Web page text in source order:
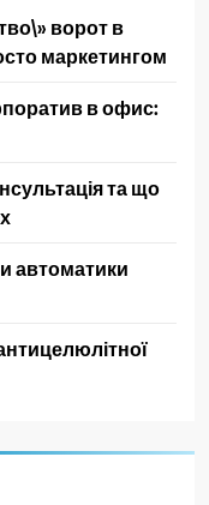
ворот в
маркетингом
в офис:
та що
автоматики